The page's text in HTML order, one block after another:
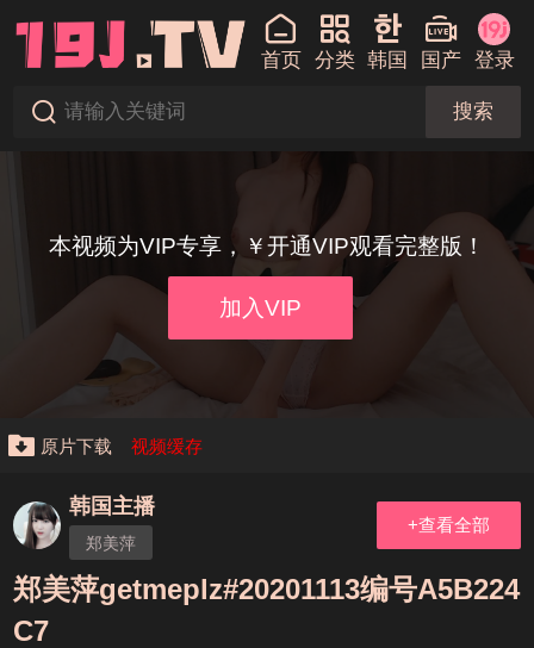
首页 分类 韩国 国产 登录
搜索
本视频为VIP专享，￥开通VIP观看完整版！
加入VIP
原片下载 视频缓存
韩国主播
郑美萍
+查看全部
郑美萍getmeplz#20201113编号A5B224
C7
本站大事件(19j网站发展历程)